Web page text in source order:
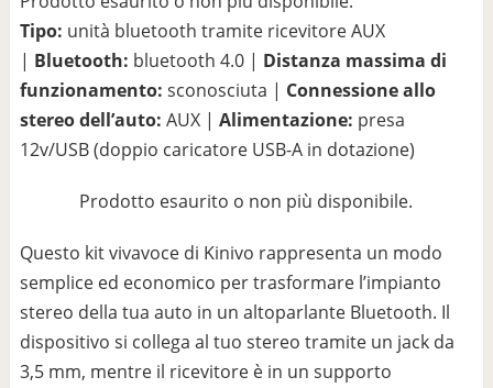
Tipo: unità bluetooth tramite ricevitore AUX
| Bluetooth: bluetooth 4.0 | Distanza massima di
funzionamento: sconosciuta | Connessione allo
stereo dell’auto: AUX | Alimentazione: presa
12v/USB (doppio caricatore USB-A in dotazione)
Prodotto esaurito o non più disponibile.
Questo kit vivavoce di Kinivo rappresenta un modo
semplice ed economico per trasformare l’impianto
stereo della tua auto in un altoparlante Bluetooth. Il
dispositivo si collega al tuo stereo tramite un jack da
3,5 mm, mentre il ricevitore è in un supporto